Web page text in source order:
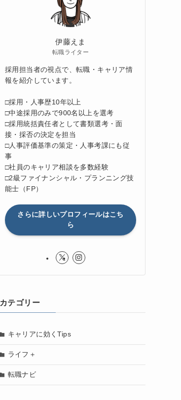
伊藤えま
転職ライター
採用担当者の視点で、転職・キャリア情
報を紹介しています。
□採用・人事歴10年以上
□中途採用のみで900名以上を選考
□採用統括責任者として書類選考・面
接・採否の決定を担当
□人事評価基準の策定・人事考課にも従
事
□社員のキャリア相談を多数経験
□2級ファイナンシャル・プランニング技
能士（FP）
さらに詳しいプロフィールはこち
ら
カテゴリー
キャリアに効くTips
ライフ＋
転職ナビ